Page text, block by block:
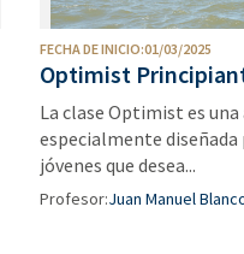
FECHA DE INICIO:01/03/2025
Optimist
La clase Optimist es
especialmente diseñada
jóvenes que desea...
Profesor:Juan Manuel